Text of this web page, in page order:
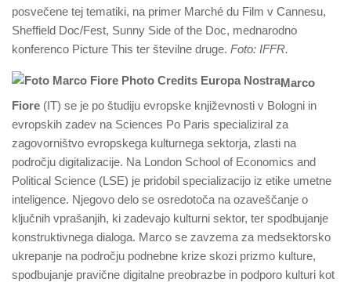
posvečene tej tematiki, na primer Marché du Film v Cannesu,
Sheffield Doc/Fest, Sunny Side of the Doc, mednarodno
konferenco Picture This ter številne druge. Foto: IFFR.
Marco
Fiore (IT) se je po študiju evropske književnosti v Bologni in
evropskih zadev na Sciences Po Paris specializiral za
zagovorništvo evropskega kulturnega sektorja, zlasti na
področju digitalizacije. Na London School of Economics and
Political Science (LSE) je pridobil specializacijo iz etike umetne
inteligence. Njegovo delo se osredotoča na ozaveščanje o
ključnih vprašanjih, ki zadevajo kulturni sektor, ter spodbujanje
konstruktivnega dialoga. Marco se zavzema za medsektorsko
ukrepanje na področju podnebne krize skozi prizmo kulture,
spodbujanje pravične digitalne preobrazbe in podporo kulturi kot